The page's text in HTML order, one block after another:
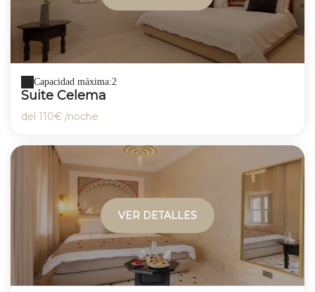
Capacidad máxima:2
Suite Celema
del 110€ /noche
VER DETALLES